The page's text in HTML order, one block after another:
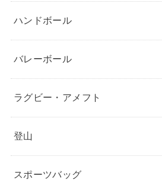
ハンドボール
バレーボール
ラグビー・アメフト
登山
スポーツバッグ